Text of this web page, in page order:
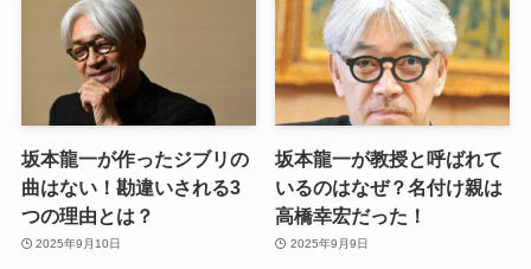
坂本龍一が作ったジブリの
曲はない！勘違いされる3
つの理由とは？
2025年9月10日
坂本龍一が教授と呼ばれて
いるのはなぜ？名付け親は
高橋幸宏だった！
2025年9月9日